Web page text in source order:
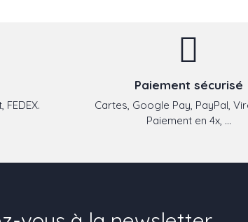
FEDEX.
Paiement sécurisé
Cartes, Google Pay, PayPal,
Paiement en 4x, ...